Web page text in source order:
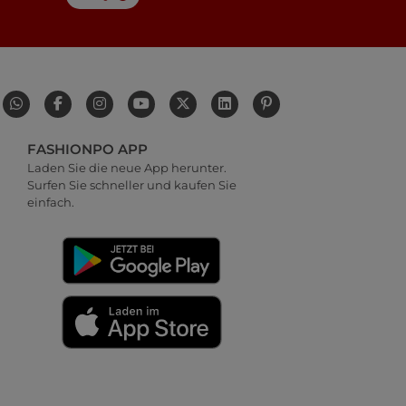
FASHIONPO APP
Laden Sie die neue App herunter.
Surfen Sie schneller und kaufen Sie
einfach.